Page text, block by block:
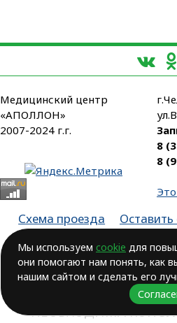
Медицинский центр
«АПОЛЛОН»
2007-2024 г.г.
8
8
Схема проезда Оставить
Лицензия № ЛО-74-01-003806, от
здравоохранения
ВОЗМОЖНЫ
НЕОБХОДИМА
Мы используем cookie для
они помогают нам понять, как
нашим сайтом и сделать его